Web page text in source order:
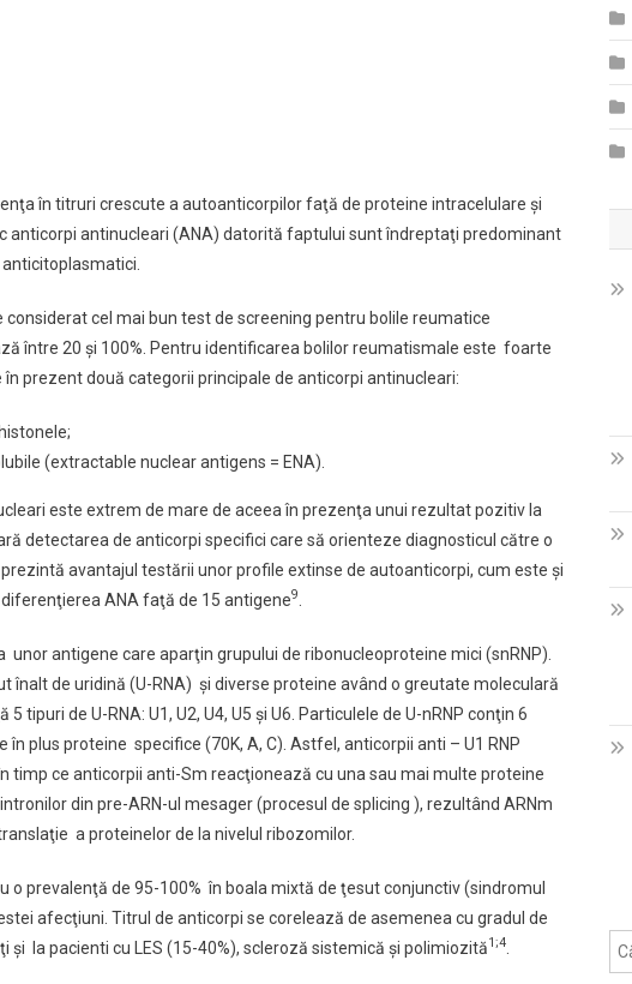
în titruri crescute a autoanticorpilor faţă de proteine intracelulare şi
anticorpi antinucleari (ANA) datorită faptului sunt îndreptaţi predominant
cel mai bun test de screening pentru bolile reumatice
între 20 şi 100%. Pentru identificarea bolilor reumatismale este foarte
în prezent două categorii principale de anticorpi antinucleari:
(extractable nuclear antigens = ENA).
este extrem de mare de aceea în prezenţa unui rezultat pozitiv la
detectarea de anticorpi specifici care să orienteze diagnosticul către o
avantajul testării unor profile extinse de autoanticorpi, cum este şi
ANA faţă de 15 antigene9
antigene care aparţin grupului de ribonucleoproteine mici (snRNP).
de uridină (U-RNA) şi diverse proteine având o greutate moleculară
tipuri de U-RNA: U1, U2, U4, U5 şi U6. Particulele de U-nRNP conţin 6
în plus proteine specifice (70K, A, C). Astfel, anticorpii anti – U1 RNP
ce anticorpii anti-Sm reacţionează cu una sau mai multe proteine
din pre-ARN-ul mesager (procesul de splicing ), rezultând ARNm
a proteinelor de la nivelul ribozomilor.
prevalenţă de 95-100% în boala mixtă de ţesut conjunctiv (sindromul
afecţiuni. Titrul de anticorpi se corelează de asemenea cu gradul de
la pacienti cu LES (15-40%), scleroză sistemică şi polimiozită1;4